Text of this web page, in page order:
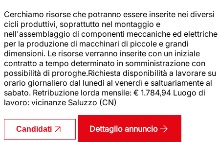
Cerchiamo risorse che potranno essere inserite nei diversi
cicli produttivi, soprattutto nel montaggio e
nell'assemblaggio di componenti meccaniche ed elettriche
per la produzione di macchinari di piccole e grandi
dimensioni. Le risorse verranno inserite con un iniziale
contratto a tempo determinato in somministrazione con
possibilità di proroghe.Richiesta disponibilità a lavorare su
orario giornaliero dal lunedì al venerdì e saltuariamente al
sabato. Retribuzione lorda mensile: € 1.784,94 Luogo di
lavoro: vicinanze Saluzzo (CN)
Candidati Dettaglio annuncio